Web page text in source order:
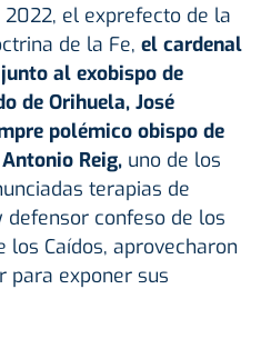
el exprefecto de la
de la Fe, el cardenal
al exobispo de
de Orihuela, José
polémico obispo de
Reig, uno de los
terapias de
confeso de los
los Caídos, aprovecharon
para exponer sus